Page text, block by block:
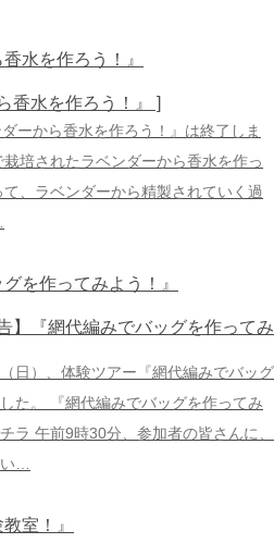
水を作ろう！』
香水を作ろう！』 ]
ーから香水を作ろう！』は終了しま
培されたラベンダーから香水を作っ
、ラベンダーから精製されていく過
を作ってみよう！』
】『網代編みでバッグを作ってみ
日）、体験ツアー『網代編みでバッグ
た。 『網代編みでバッグを作ってみ
ラ 午前9時30分、参加者の皆さんに、
…
室！』